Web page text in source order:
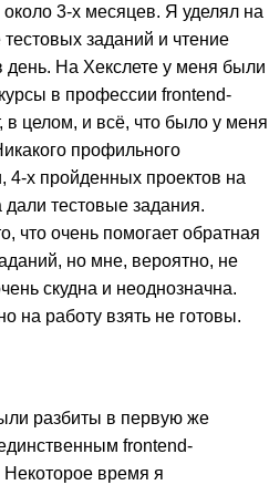
3-х месяцев. Я уделял на
заданий и чтение
день. На Хекслете у меня были
в профессии frontend-
в целом, и всё, что было у меня
профильного
4-x пройденных проектов на
дали тестовые задания.
что очень помогает обратная
но мне, вероятно, не
скудна и неоднозначна.
на работу взять не готовы.
разбиты в первую же
frontend-
Некоторое время я